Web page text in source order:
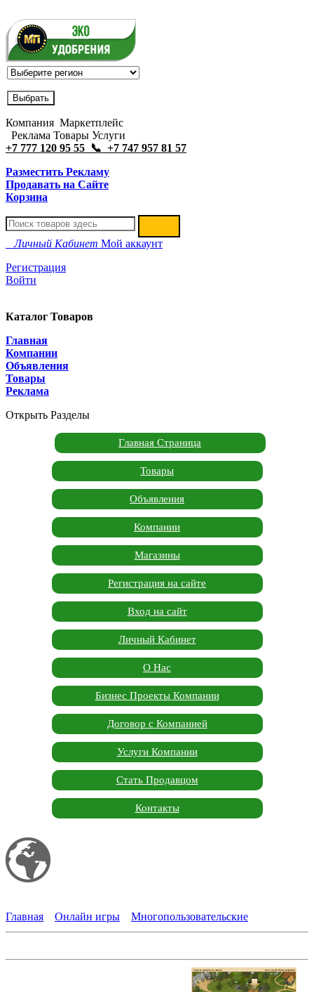
Компания Маркетплейс
Реклама Товары Услуги
+7 777 120 95 55 📞 +7 747 957 81 57
Разместить Рекламу
Продавать на Сайте
Корзина
Личный Кабинет Мой аккаунт
Регистрация
Войти
Каталог Товаров
Главная
Компании
Объявления
Товары
Реклама
Открыть Разделы
Главная Страница
Товары
Объявления
Компании
Магазины
Регистрация на сайте
Вход на сайт
Личный Кабинет
О Нас
Бизнес Проекты Компании
Договор с Компанией
Услуги Компании
Стать Продавцом
Контакты
Главная
Онлайн игры Многопользовательские